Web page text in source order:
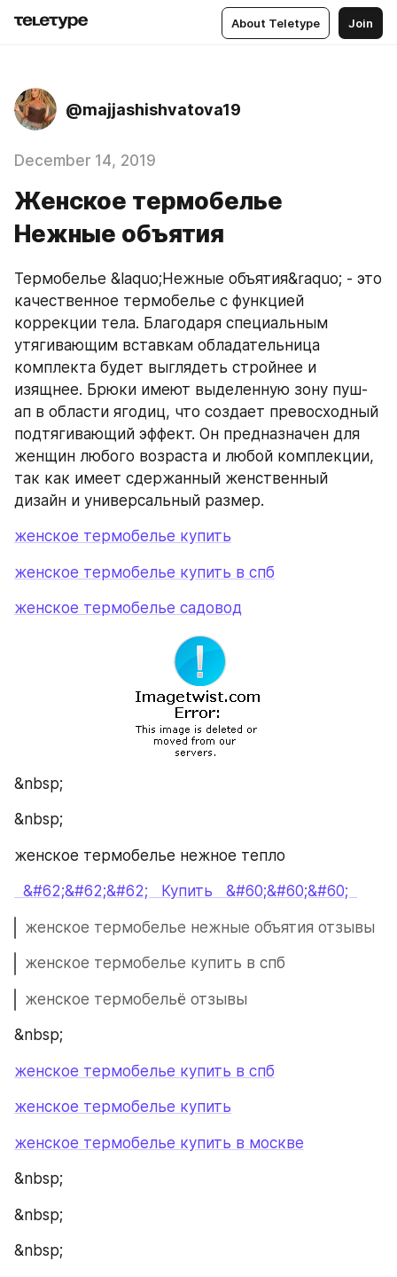
About Teletype Join
@majjashishvatova19
December 14, 2019
Женское термобелье
Нежные объятия
Термобелье &laquo;Нежные объятия&raquo; - это
качественное термобелье с функцией
коррекции тела. Благодаря специальным
утягивающим вставкам обладательница
комплекта будет выглядеть стройнее и
изящнее. Брюки имеют выделенную зону пуш-
ап в области ягодиц, что создает превосходный
подтягивающий эффект. Он предназначен для
женщин любого возраста и любой комплекции,
так как имеет сдержанный женственный
дизайн и универсальный размер.
женское термобелье купить
женское термобелье купить в спб
женское термобелье садовод
&nbsp;
&nbsp;
женское термобелье нежное тепло
  &#62;&#62;&#62;   Купить   &#60;&#60;&#60;
женское термобелье нежные объятия отзывы
женское термобелье купить в спб
женское термобельё отзывы
&nbsp;
женское термобелье купить в спб
женское термобелье купить
женское термобелье купить в москве
&nbsp;
&nbsp;
&nbsp;